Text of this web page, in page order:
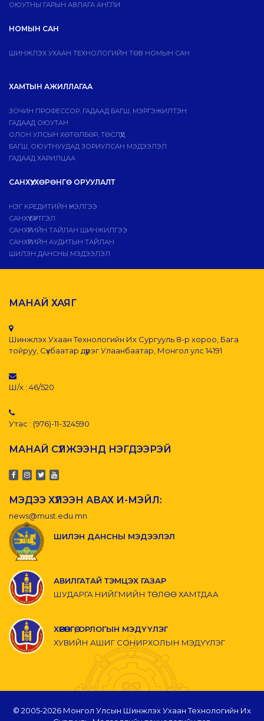
ОЮУТНЫ ГАРЫН АВЛАГА АНГЛИ
НОМЫН САН
ШИНЖЛЭХ УХААН ТЕХНОЛОГИЙН ТӨВ НОМЫН САН
ХАМТЫН АЖИЛЛАГАА
ЗОЧИН ПРОФЕССОР, ГАДААД БАГШ, МЭРГЭЖИЛТЭН
ГАДААД ОЮУТАН
ОЛОН УЛСЫН ХӨТӨЛБӨР, ТӨСЛҮҮД
БАГШ, ОЮУТНУУДАД ЗОРИУЛСАН МЭДЭЭЛЭЛ
ГАДААД ХАРИЛЦАА
САНХҮҮ, ХӨРӨНГӨ ОРУУЛАЛТ
НЭГ КРЕДИТИЙН ҮНЭЛГЭЭ
САНХҮҮ БҮРТГЭЛ
САНХҮҮГИЙН ТАЙЛАН ШИНЖИЛГЭЭ
САНХҮҮГИЙН АУДИТЫН ТАЙЛАН
ШИЛЭН ДАНСНЫ МЭДЭЭЛЭЛ
МАНАЙ ХАЯГ
Шинжлэх Ухаан Технологийн Их Сургууль 8-р хороо, Бага
тойруу, Сүхбаатар дүүрэг Улаанбаатар, Монгол улс 14191
Ш/х : 46/520
Утас : (976)-11-324590
МАНАЙ СҮЛЖЭЭНД НЭГДЭЭРЭЙ
МЭДЭЭ ХҮЛЭЭН АВАХ И-МЭЙЛ:
news@must.edu.mn
ШИЛЭН ДАНСНЫ МЭДЭЭЛЭЛ
АВИЛГАТАЙ ТЭМЦЭХ ГАЗАР
ШУДАРГА НИЙГМИЙН ТӨЛӨӨ ХАМТДАА
ХӨРӨНГӨ, ОРЛОГЫН МЭДҮҮЛЭГ
ХУВИЙН АШИГ СОНИРХОЛЫН МЭДҮҮЛЭГ
© 2005-2026 Монгол Улсын Шинжлэх Ухаан Технологийн Их